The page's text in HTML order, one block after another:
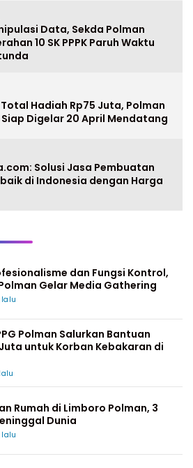
Data, Sekda Polman
10 SK PPPK Paruh Waktu
Hadiah Rp75 Juta, Polman
Siap Digelar 20 April Mendatang
Solusi Jasa Pembuatan
di Indonesia dengan Harga
dan Fungsi Kontrol,
Gelar Media Gathering
Polman Salurkan Bantuan
untuk Korban Kebakaran di
Rumah di Limboro Polman, 3
Dunia
lalu